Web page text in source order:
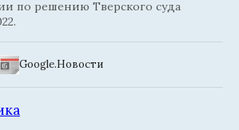
по решению Тверского суда
Google.Новости